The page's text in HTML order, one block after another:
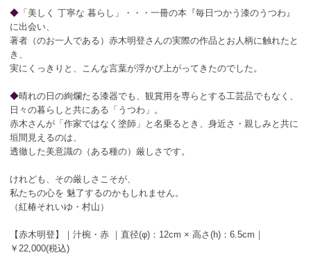
◆ 「美しく 丁寧な 暮らし」・・・一冊の本『毎日つかう漆のうつわ』
に出会い、
著者（のお一人である）赤木明登さんの実際の作品とお人柄に触れたと
き、
実にくっきりと、こんな言葉が浮かび上がってきたのでした。
◆晴れの日の絢爛たる漆器でも、観賞用を専らとする工芸品でもなく、
日々の暮らしと共にある「うつわ」。
赤木さんが「作家ではなく塗師」と名乗るとき、身近さ・親しみと共に
垣間見えるのは、
透徹した美意識の（ある種の）厳しさです。
けれども、その厳しさこそが、
私たちの心を 魅了するのかもしれません。
（紅椿それいゆ・村山）
【赤木明登】｜汁椀・赤 ｜直径(φ)：12cm × 高さ(h)：6.5cm｜
￥22,000(税込)